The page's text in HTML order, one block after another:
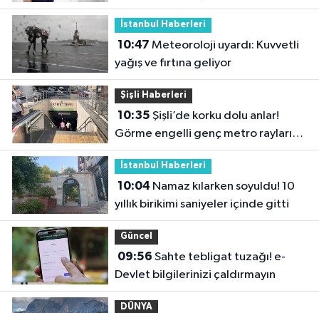
İstanbul Haberleri
10:47
yağış ve fırtına geliyor
Şişli Haberleri
10:35
Görme engelli genç metro raylarına
düştü
İstanbul Haberleri
10:04
yıllık birikimi saniyeler içinde gitti
Güncel
09:56
Devlet bilgilerinizi çaldırmayın
DÜNYA